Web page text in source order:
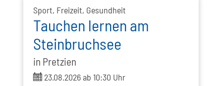
Sport, Freizeit, Gesundheit
Tauchen lernen am
Steinbruchsee
in Pretzien
ticket
23.08.2026 ab 10:30 Uhr